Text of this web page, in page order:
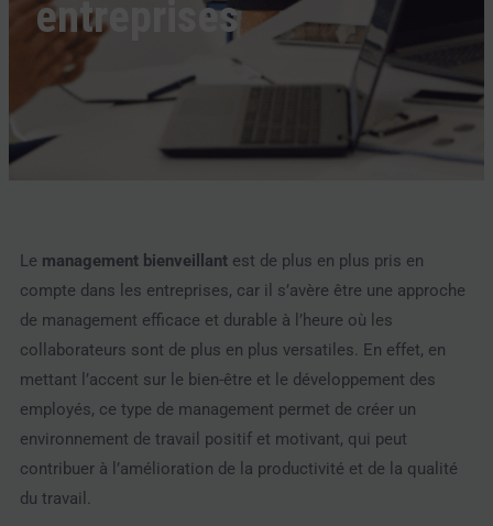
entreprises
Le management bienveillantest de plus en plus pris en
compte dans les entreprises, car il s’avère être une approche
de management efficace et durable à l’heure où les
collaborateurs sont de plus en plus versatiles. En effet, en
mettant l’accent sur le bien-être et le développement des
employés, ce type de management permet de créer un
environnement de travail positif et motivant, qui peut
contribuer à l’amélioration de la productivité et de la qualité
du travail.